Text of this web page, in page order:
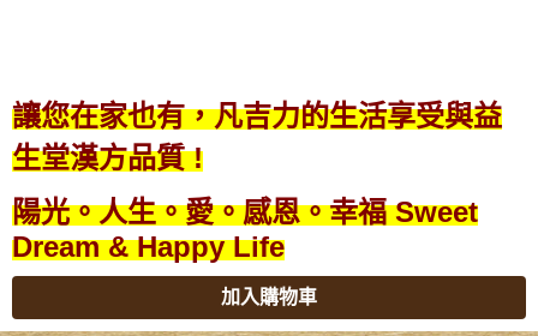
讓您在家也有，凡吉力的生活享受與益
生堂漢方品質 !
陽光。人生。愛。感恩。幸福 Sweet
Dream & Happy Life
加入購物車